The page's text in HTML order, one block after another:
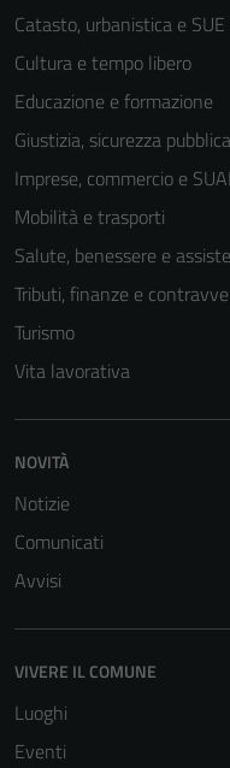
Catasto, urbanistica e SUE
Cultura e tempo libero
Educazione e formazione
Giustizia, sicurezza
Imprese, commercio e
Mobilità e trasporti
Salute, benessere e
Tributi, finanze e
Turismo
Vita lavorativa
NOVITÀ
Notizie
Comunicati
Avvisi
VIVERE IL COMUNE
Luoghi
Eventi